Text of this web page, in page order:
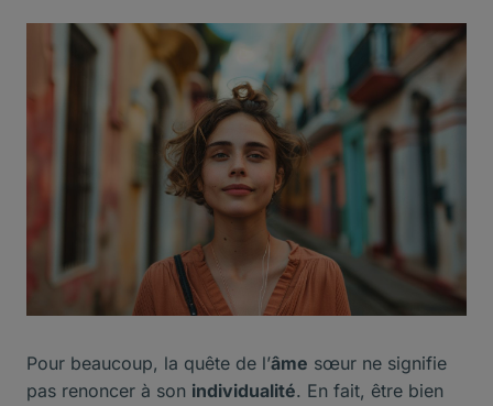
Pour beaucoup, la quête de l’âme sœur ne signifie
pas renoncer à son individualité. En fait, être bien